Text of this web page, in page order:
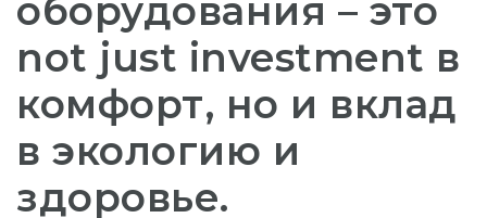
оборудования – это
not just investment в
комфорт, но и вклад
в экологию и
здоровье.